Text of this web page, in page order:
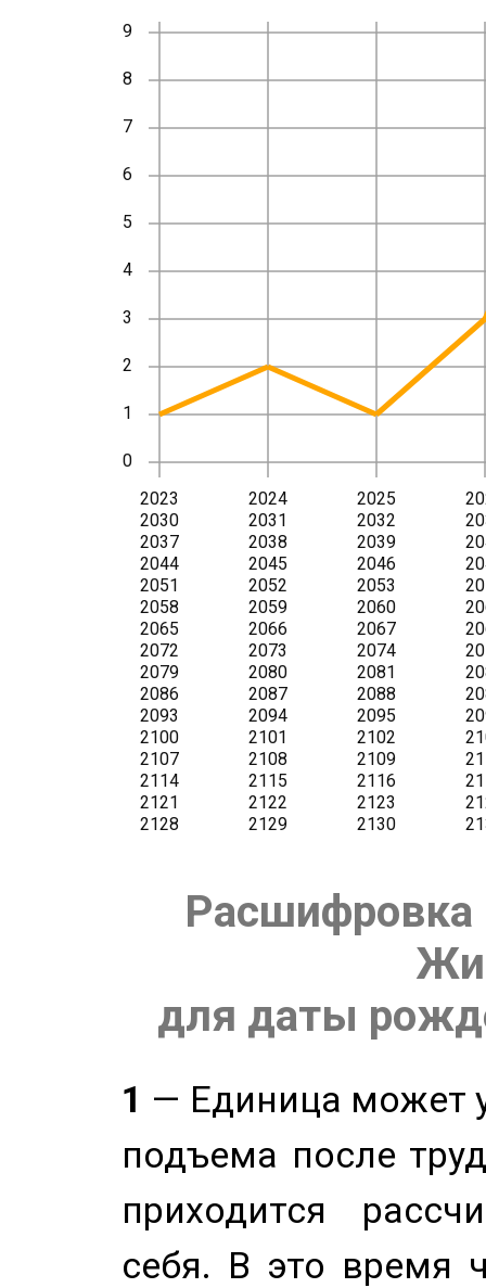
Расшифровка
для даты
1 — Единица может
подъема после
приходится
себя. В это время